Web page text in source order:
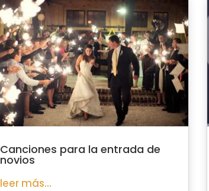
Canciones para la entrada de
novios
leer más...